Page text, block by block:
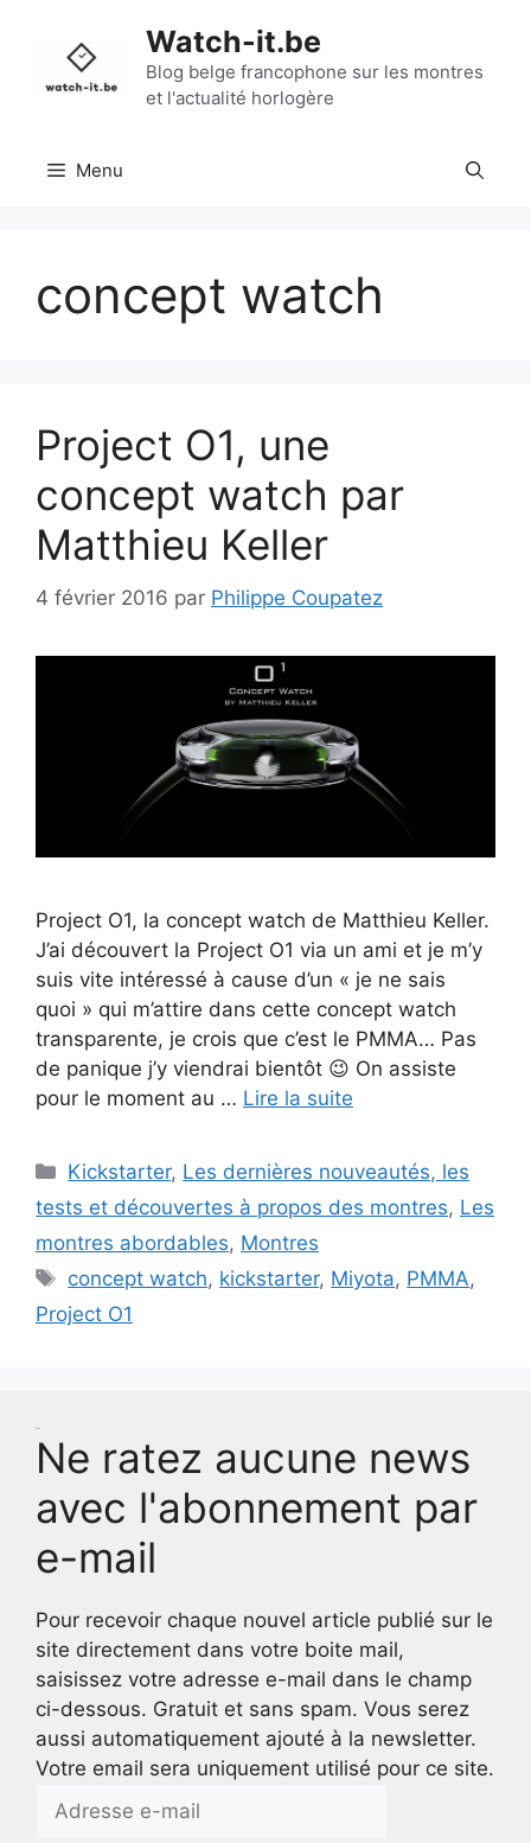
contenu
Watch-it.be
Blog belge francophone sur les montres
et l'actualité horlogère
Menu
concept watch
Project O1, une
concept watch par
Matthieu Keller
4 février 2016 par Philippe Coupatez
Project O1, la concept watch de Matthieu Keller.
J’ai découvert la Project O1 via un ami et je m’y
suis vite intéressé à cause d’un « je ne sais
quoi » qui m’attire dans cette concept watch
transparente, je crois que c’est le PMMA… Pas
de panique j’y viendrai bientôt 😉 On assiste
pour le moment au … Lire la suite
Catégories
Kickstarter, Les dernières nouveautés, les
tests et découvertes à propos des montres, Les
montres abordables, Montres
Étiquettes
concept watch, kickstarter, Miyota, PMMA,
Project O1
Ne ratez aucune news
avec l'abonnement par
e-mail
Pour recevoir chaque nouvel article publié sur le
site directement dans votre boite mail,
saisissez votre adresse e-mail dans le champ
ci-dessous. Gratuit et sans spam. Vous serez
aussi automatiquement ajouté à la newsletter.
Votre email sera uniquement utilisé pour ce site.
e-